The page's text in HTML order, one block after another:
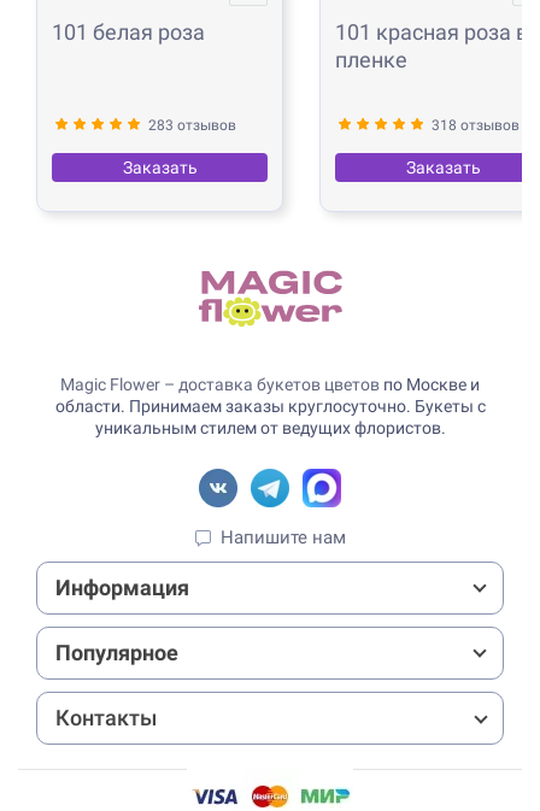
101 белая роза
283 отзывов
Заказать
101 красная роза в
пленке
318 отзывов
Заказать
Magic Flower – доставка букетов цветов по Москве и
области. Принимаем заказы круглосуточно. Букеты с
уникальным стилем от ведущих флористов.
Напишите нам
Информация
Популярное
Контакты